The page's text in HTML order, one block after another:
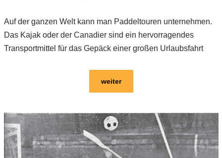
Auf der ganzen Welt kann man Paddeltouren unternehmen.
Das Kajak oder der Canadier sind ein hervorragendes
Transportmittel für das Gepäck einer großen Urlaubsfahrt
weiter